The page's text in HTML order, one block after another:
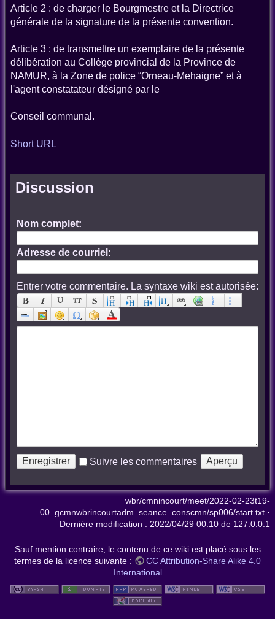
Article 2 : de charger le Bourgmestre et la Directrice
générale de la signature de la présente convention.
Article 3 : de transmettre un exemplaire de la présente
délibération au Collège provincial de la Province de
NAMUR, à la Zone de police “Orneau-Mehaigne” et à
l'agent constatateur désigné par le
Conseil communal.
Short URL
Discussion
Nom complet:
Adresse de courriel:
Entrer votre commentaire. La syntaxe wiki est autorisée:
Suivre les commentaires
wbr/cmnincourt/meet/2022-02-23t19-
00_gcmnwbrincourtadm_seance_conscmn/sp006/start.txt ·
Dernière modification : 2022/04/29 00:10 de 127.0.0.1
Sauf mention contraire, le contenu de ce wiki est placé sous les
termes de la licence suivante :
CC Attribution-Share Alike 4.0
International